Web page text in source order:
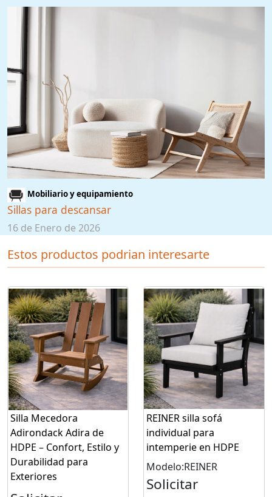
Mobiliario y equipamiento
Sillas para descansar
16 de Enero de 2026
Estos productos podrian interesarte
Silla Mecedora
Adirondack Adira de
HDPE – Confort, Estilo y
Durabilidad para
Exteriores
REINER silla sofá
individual para
intemperie en HDPE
Modelo:REINER
Solicitar